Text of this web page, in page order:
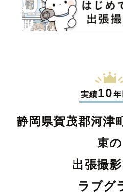
実績10年
静岡県賀茂郡河津
束の
出張撮
ラブグ